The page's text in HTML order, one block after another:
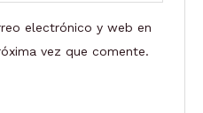
electrónico y web en
vez que comente.